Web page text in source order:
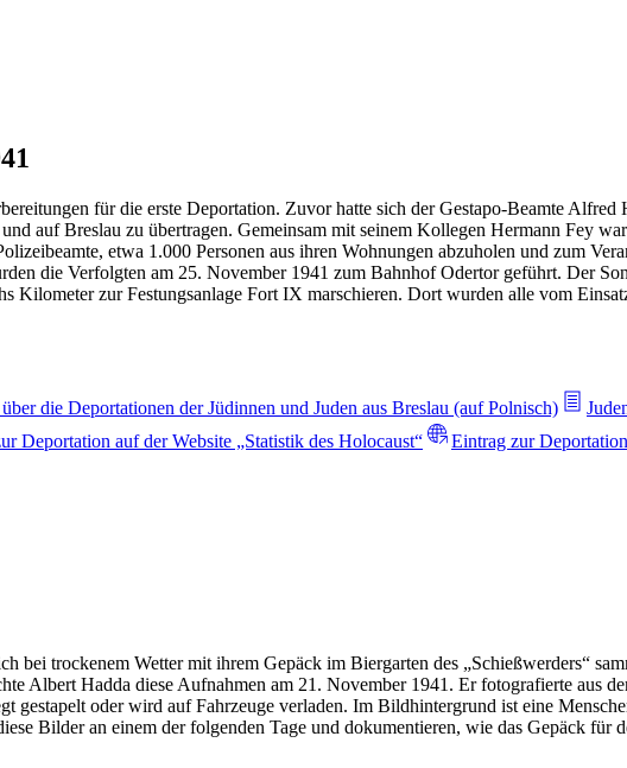
für die erste Deportation. Zuvor hatte sich der Gestapo-Beamte Alfred
auf Breslau zu übertragen. Gemeinsam mit seinem Kollegen Hermann Fey
etwa 1.000 Personen aus ihren Wohnungen abzuholen und zum
die Verfolgten am 25. November 1941 zum Bahnhof Odertor geführt. Der
Kilometer zur Festungsanlage Fort IX marschieren. Dort wurden alle vom
die Deportationen der Jüdinnen und Juden aus Breslau (auf Polnisch)
Deportation auf der Website „Statistik des Holocaust“
Eintrag zur
bei trockenem Wetter mit ihrem Gepäck im Biergarten des „Schießwerders“
Albert Hadda diese Aufnahmen am 21. November 1941. Er fotografierte aus
gestapelt oder wird auf Fahrzeuge verladen. Im Bildhintergrund ist eine
Bilder an einem der folgenden Tage und dokumentieren, wie das Gepäck für